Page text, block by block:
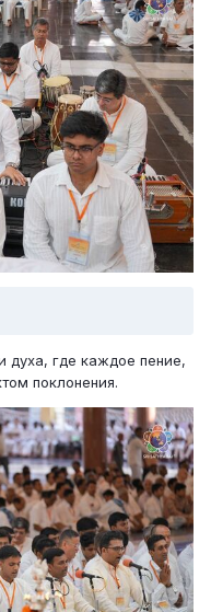
духа, где каждое пение,
поклонения.